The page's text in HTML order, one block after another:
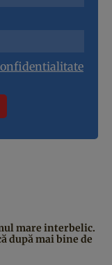
mare interbelic.
după mai bine de